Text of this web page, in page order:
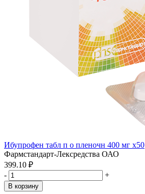
Ибупрофен табл п о пленочн 400 мг x50
Фармстандарт-Лексредства ОАО
399.10 ₽
-
+
В корзину